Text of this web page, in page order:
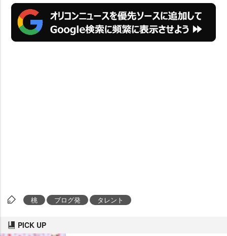
桃 ブログ発 タレント
PICK UP